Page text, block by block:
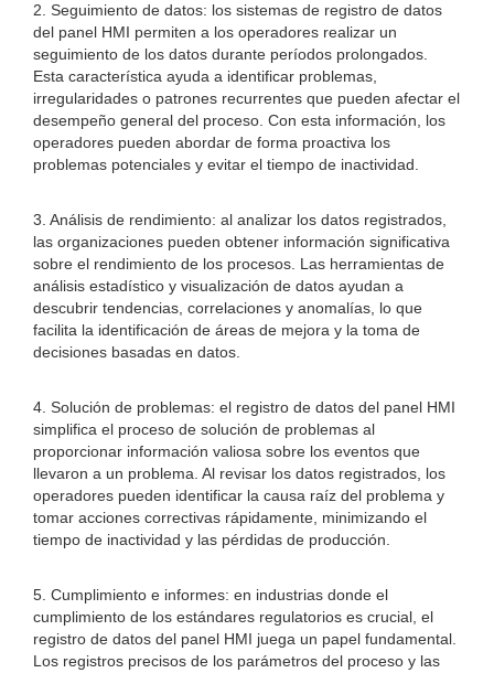
2. Seguimiento de datos: los sistemas de registro de datos
del panel HMI permiten a los operadores realizar un
seguimiento de los datos durante períodos prolongados.
Esta característica ayuda a identificar problemas,
irregularidades o patrones recurrentes que pueden afectar el
desempeño general del proceso. Con esta información, los
operadores pueden abordar de forma proactiva los
problemas potenciales y evitar el tiempo de inactividad.
3. Análisis de rendimiento: al analizar los datos registrados,
las organizaciones pueden obtener información significativa
sobre el rendimiento de los procesos. Las herramientas de
análisis estadístico y visualización de datos ayudan a
descubrir tendencias, correlaciones y anomalías, lo que
facilita la identificación de áreas de mejora y la toma de
decisiones basadas en datos.
4. Solución de problemas: el registro de datos del panel HMI
simplifica el proceso de solución de problemas al
proporcionar información valiosa sobre los eventos que
llevaron a un problema. Al revisar los datos registrados, los
operadores pueden identificar la causa raíz del problema y
tomar acciones correctivas rápidamente, minimizando el
tiempo de inactividad y las pérdidas de producción.
5. Cumplimiento e informes: en industrias donde el
cumplimiento de los estándares regulatorios es crucial, el
registro de datos del panel HMI juega un papel fundamental.
Los registros precisos de los parámetros del proceso y las